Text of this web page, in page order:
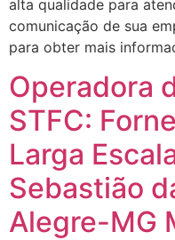
alta qualidade para
comunicação de sua
para obter mais
Operadora
STFC:
Larga
Sebastião
Alegre-MG